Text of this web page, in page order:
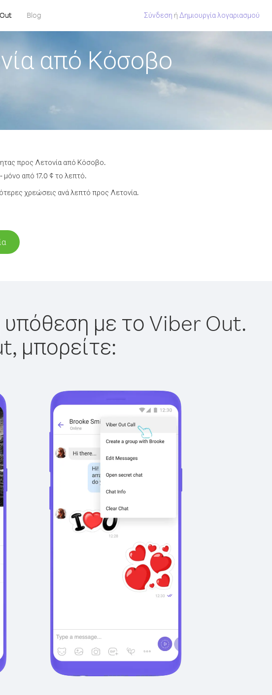
Blog Σύνδεση ή Δημιουργία λογαριασμού
από Κόσοβο
προς Λετονία από Κόσοβο.
μόνο από 17.0 ¢ το λεπτό.
χρεώσεις ανά λεπτό προς Λετονία.
υπόθεση με το Viber Out.
μπορείτε: